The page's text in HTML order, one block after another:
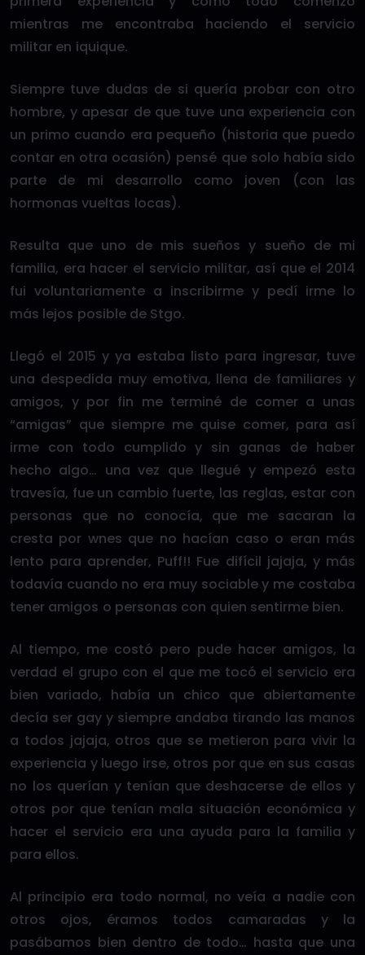
mientras me encontraba haciendo el servicio
militar en iquique.
Siempre tuve dudas de si quería probar con otro
hombre, y apesar de que tuve una experiencia con
un primo cuando era pequeño (historia que puedo
contar en otra ocasión) pensé que solo había sido
parte de mi desarrollo como joven (con las
hormonas vueltas locas).
Resulta que uno de mis sueños y sueño de mi
familia, era hacer el servicio militar, así que el 2014
fui voluntariamente a inscribirme y pedí irme lo
más lejos posible de Stgo.
Llegó el 2015 y ya estaba listo para ingresar, tuve
una despedida muy emotiva, llena de familiares y
amigos, y por fin me terminé de comer a unas
“amigas” que siempre me quise comer, para así
irme con todo cumplido y sin ganas de haber
hecho algo… una vez que llegué y empezó esta
travesía, fue un cambio fuerte, las reglas, estar con
personas que no conocía, que me sacaran la
cresta por wnes que no hacían caso o eran más
lento para aprender, Puff!! Fue difícil jajaja, y más
todavía cuando no era muy sociable y me costaba
tener amigos o personas con quien sentirme bien.
Al tiempo, me costó pero pude hacer amigos, la
verdad el grupo con el que me tocó el servicio era
bien variado, había un chico que abiertamente
decía ser gay y siempre andaba tirando las manos
a todos jajaja, otros que se metieron para vivir la
experiencia y luego irse, otros por que en sus casas
no los querían y tenían que deshacerse de ellos y
otros por que tenían mala situación económica y
hacer el servicio era una ayuda para la familia y
para ellos.
Al principio era todo normal, no veía a nadie con
otros ojos, éramos todos camaradas y la
pasábamos bien dentro de todo… hasta que una